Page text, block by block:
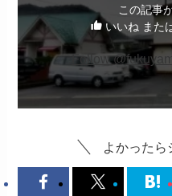
この記事
いいね また
Follow
よかったら